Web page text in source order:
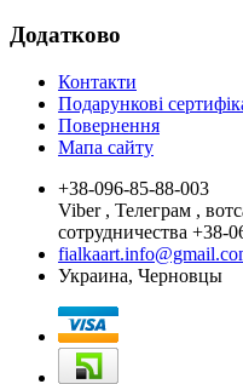
Додатково
Контакти
Подарункові
Повернення
Мапа сайту
+38-096-85-88-003
Viber , Телеграм ,
сотрудничества +38-
Украина, Черновцы